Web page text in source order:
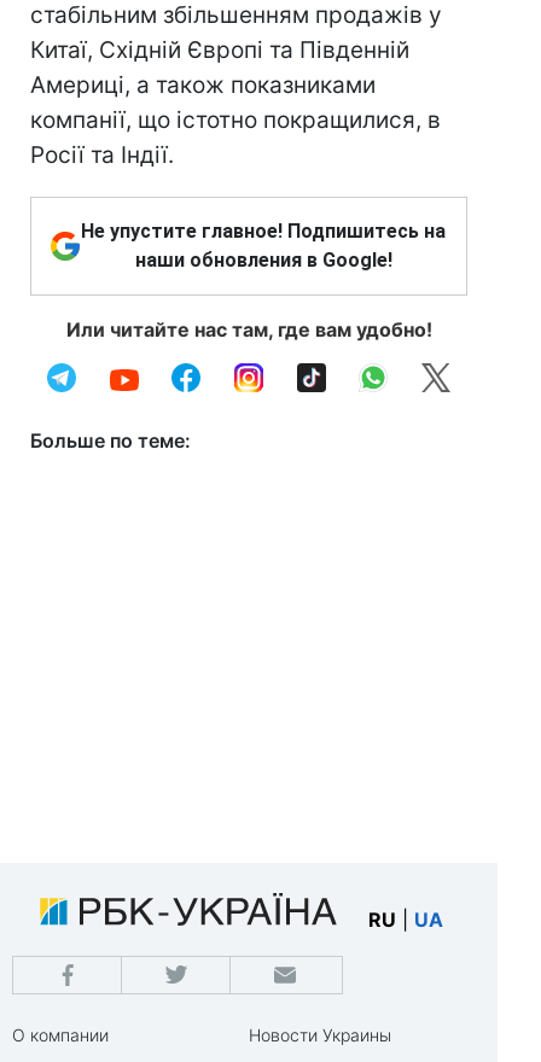
стабільним збільшенням продажів у
Китаї, Східній Європі та Південній
Америці, а також показниками
компанії, що істотно покращилися, в
Росії та Індії.
Не упустите главное! Подпишитесь на
наши обновления в Google!
Или читайте нас там, где вам удобно!
Больше по теме:
RU UA
О компании
Новости Украины